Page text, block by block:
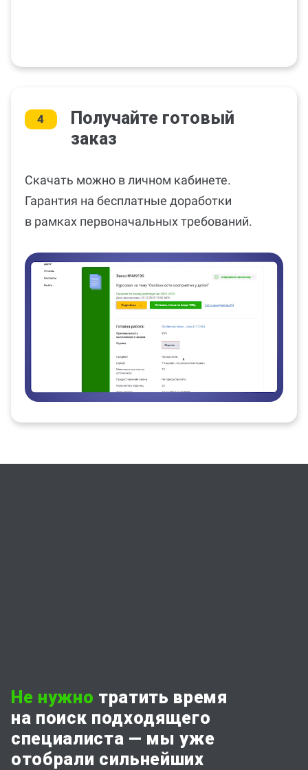
4
Получайте готовый
заказ
Скачать можно в личном кабинете.
Гарантия на бесплатные доработки
в рамках первоначальных требований.
Не нужно тратить время
на поиск подходящего
специалиста — мы уже
отобрали сильнейших